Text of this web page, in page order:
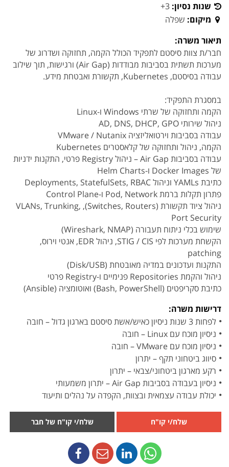
שנות נסיון: 3+
מיקום: שפלה
תיאור משרה:
חבר/ת צוות סיסטם לתפקיד הכולל הקמה, תחזוקה ושדרוג של
מערכות תשתית בסביבות מבודדות (Air Gap) ורגישות, תוך שילוב
עבודה בסיסטם, Kubernetes, תקשורת ואבטחת מידע.
במסגרת התפקיד:
הקמה ותחזוקה של שרתי Windows ו-Linux
ניהול שירותי AD, DNS, DHCP, GPO
עבודה בסביבות וירטואליזציה VMware / Nutanix
הקמה, ניהול ותחזוקה של קלאסטרים Kubernetes
עבודה בסביבות Air Gap – ניהול Registry פרטי, התקנות ידניות
של Docker Images ו-Helm Charts
כתיבת YAMLs וניהול Deployments, StatefulSets, RBAC
פתרון תקלות ברמת Pod, Network ו-Control Plane
ניהול ציוד תקשורת (Switches, Routers), VLANs, Trunking,
Port Security
שימוש בכלי ניתוח תעבורה (Wireshark, NMAP)
הקשחת מערכות לפי STIG / CIS, ניהול EDR, אנטי וירוס,
patching
התקנות ועדכונים במדיה מאובטחת (Disk/USB)
ניהול והקמת Repositories פנימיים ו-Registry פרטי
כתיבת סקריפטים (Bash, PowerShell) ואוטומציה (Ansible)
דרישות משרה:
לפחות 3 שנות ניסיון כאיש/אשת סיסטם בארגון גדול – חובה
ניסיון מוכח עם Linux – חובה
ניסיון מוכח עם VMware – חובה
סיווג ביטחוני תקף – יתרון
רקע מארגון ביטחוני/צבאי – יתרון
ניסיון בעבודה בסביבות Air Gap – יתרון משמעותי
יכולת עבודה עצמאית ובצוות, הקפדה על נהלים ותיעוד
שלח/י קו"ח שלח/י קו"ח של חבר